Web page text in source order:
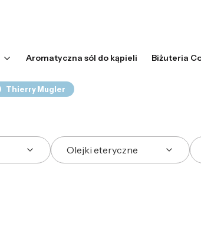
Aromatyczna sól do kąpieli Biżuteria
Thierry Mugler
Olejki eteryczne